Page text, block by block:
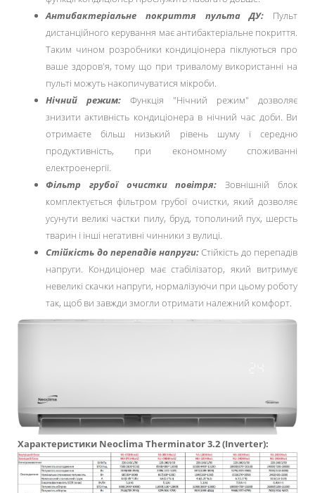
Антибактеріальне покриття пульта ДУ: Пульт
дистанційного керування має антибактеріальне покриття.
Таким чином розробники кондиціонера піклуються про
ваше здоров'я, тому що при тривалому використанні на
пульті можуть накопичуватися мікроби.
Нічний режим: Функція "Нічний режим" дозволяє
знизити активність кондиціонера в нічний час доби. Ви
отримаєте більш низький рівень шуму і середню
продуктивність, при економному споживанні
електроенергії.
Фільтр грубої очистки повітря: Зовнішній блок
комплектується фільтром грубої очистки, який дозволяє
усунути великі частки пилу, бруд, тополиний пух, шерсть
тварин і інші негативні чинники з вулиці.
Стійкість до перепадів напруги:Стійкість до перепадів
напруги. Кондиціонер має стабілізатор, який витримує
невеликі скачки напруги, нормалізуючи при цьому роботу
так, щоб ви завжди змогли отримати належний комфорт.
Характеристики Neoclima Therminator 3.2 (Inverter):